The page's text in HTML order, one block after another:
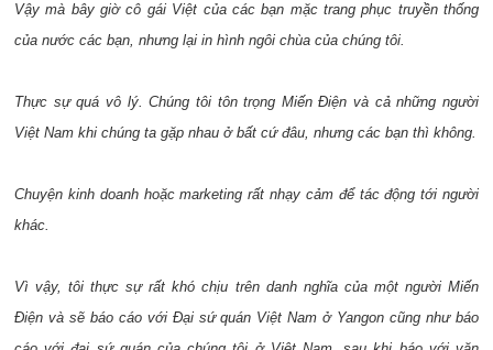
Vậy mà bây giờ cô gái Việt của các bạn mặc trang phục truyền thống
của nước các bạn, nhưng lại in hình ngôi chùa của chúng tôi.
Thực sự quá vô lý. Chúng tôi tôn trọng Miến Điện và cả những người
Việt Nam khi chúng ta gặp nhau ở bất cứ đâu, nhưng các bạn thì không.
Chuyện kinh doanh hoặc marketing rất nhạy cảm để tác động tới người
khác.
Vì vậy, tôi thực sự rất khó chịu trên danh nghĩa của một người Miến
Điện và sẽ báo cáo với Đại sứ quán Việt Nam ở Yangon cũng như báo